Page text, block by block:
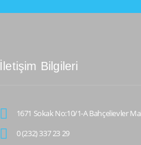
İletişim Bilgileri
1671 Sokak No:10/1-A Bahçelievler
0 (232) 337 23 29